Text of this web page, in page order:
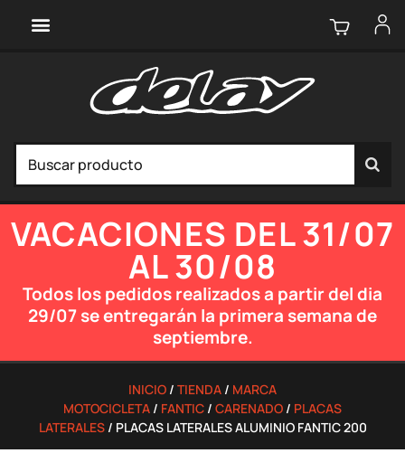
VACACIONES DEL 31/07
AL 30/08
Todos los pedidos realizados a partir del dia
29/07 se entregarán la primera semana de
septiembre.
INICIO / TIENDA / MARCA
MOTOCICLETA / FANTIC / CARENADO / PLACAS
LATERALES/ PLACAS LATERALES ALUMINIO FANTIC 200